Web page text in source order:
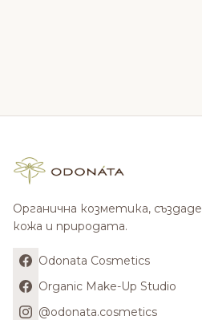
Органична козметика,
кожа и природата.
Odonata Cosmetics
Organic Make-Up Studio
@odonata.cosmetics